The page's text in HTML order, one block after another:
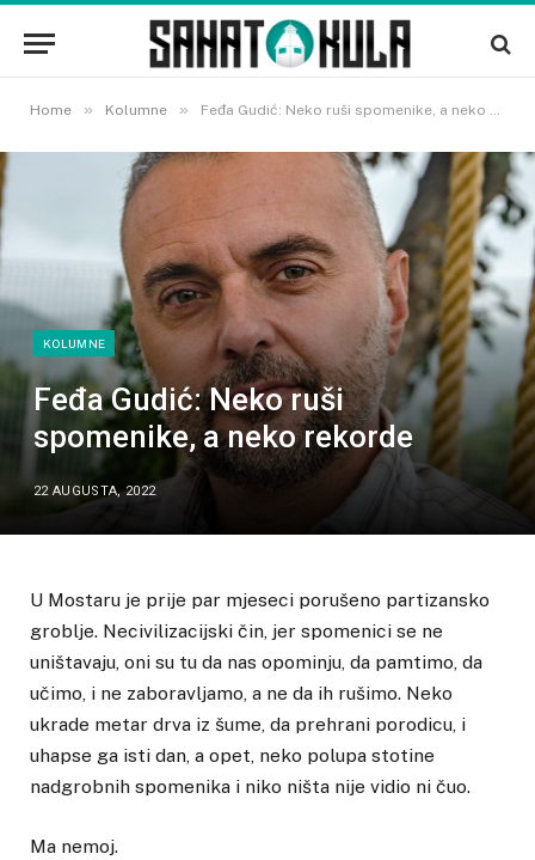
Home » Kolumne » Feđa Gudić: Neko ruši spomenike, a neko rekorde
KOLUMNE
Feđa Gudić: Neko ruši
spomenike, a neko rekorde
22 AUGUSTA, 2022
U Mostaru je prije par mjeseci porušeno partizansko
groblje. Necivilizacijski čin, jer spomenici se ne
uništavaju, oni su tu da nas opominju, da pamtimo, da
učimo, i ne zaboravljamo, a ne da ih rušimo. Neko
ukrade metar drva iz šume, da prehrani porodicu, i
uhapse ga isti dan, a opet, neko polupa stotine
nadgrobnih spomenika i niko ništa nije vidio ni čuo.
Ma nemoj.